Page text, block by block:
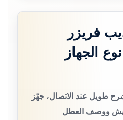
فريزر
الجهاز
طويل عند الاتصال، جهّز
ووصف العطل